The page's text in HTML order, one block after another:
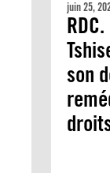
juin 25,
son